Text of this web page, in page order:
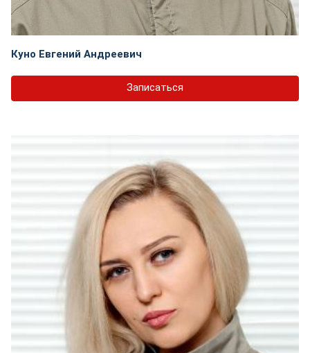
Куно Евгений Андреевич
Записаться